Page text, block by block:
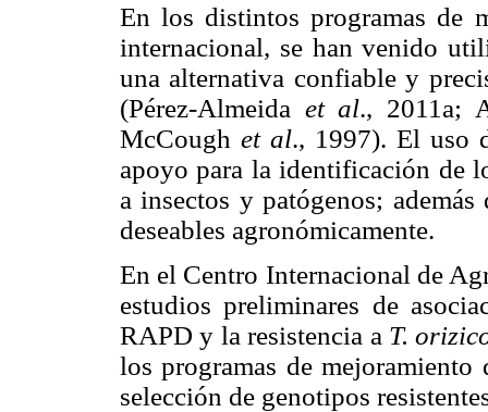
En los distintos programas de
internacional, se han venido
una alternativa confiable y
(Pérez-Almeida et al., 2011a;
McCough et al., 1997). El uso
apoyo para la identificación de
a insectos y patógenos;
deseables agronómicamente.
En el Centro Internacional de
estudios preliminares de
RAPD y la resistencia a T.
los programas de
selección de genotipos